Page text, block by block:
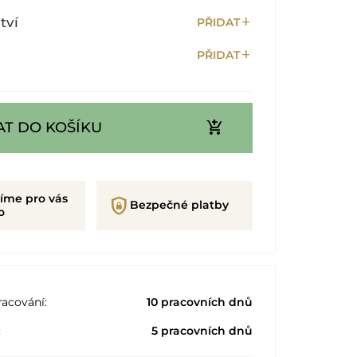
PŘIDATadd
PŘIDATadd
DO KOŠÍKU add_shopping_cart
pro vás
shield_lock Bezpečné platby
10 pracovních dnů
5 pracovních dnů